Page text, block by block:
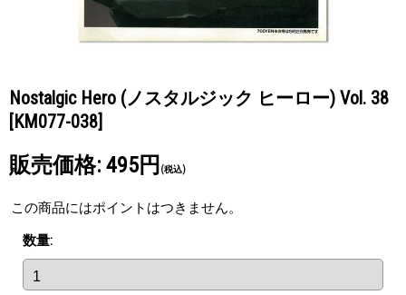
Nostalgic Hero (ノスタルジック ヒーロー) Vol. 38
[KM077-038]
販売価格: 495円 (税込)
この商品にはポイントはつきません。
数量: